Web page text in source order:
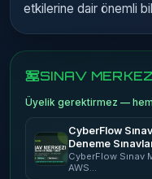
etkilerine dair önemli
SINAV
Üyelik gerektirmez —
CyberFlow
Deneme
CyberFlow Sınav
AWS…